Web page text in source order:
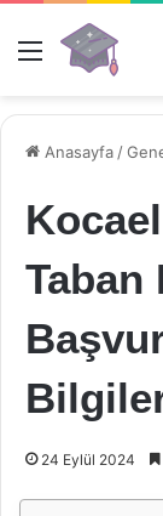
Menü
Anasayfa /
Taban
24 Eylül 2024